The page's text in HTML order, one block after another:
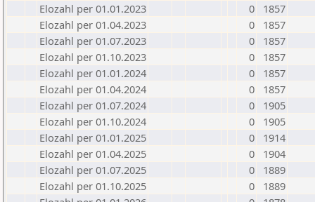
Elozahl per 01.01.2023
0
1857
Elozahl per 01.04.2023
0
1857
Elozahl per 01.07.2023
0
1857
Elozahl per 01.10.2023
0
1857
Elozahl per 01.01.2024
0
1857
Elozahl per 01.04.2024
0
1857
Elozahl per 01.07.2024
0
1905
Elozahl per 01.10.2024
0
1905
Elozahl per 01.01.2025
0
1914
Elozahl per 01.04.2025
0
1904
Elozahl per 01.07.2025
0
1889
Elozahl per 01.10.2025
0
1889